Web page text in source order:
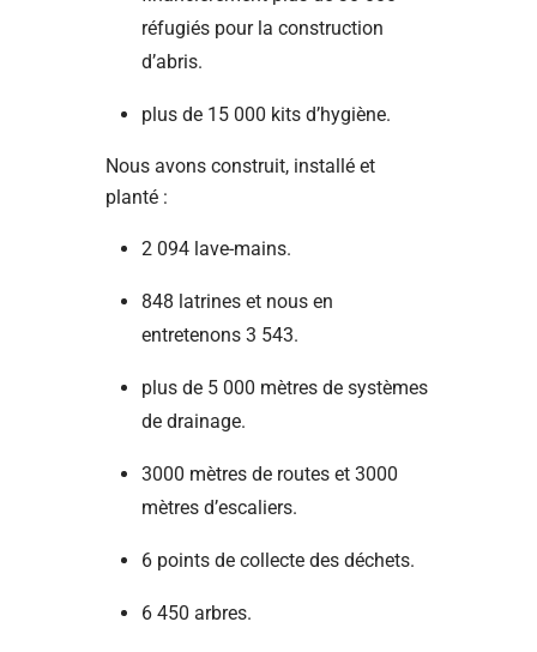
réfugiés pour la construction
d’abris.
plus de 15 000 kits d’hygiène.
Nous avons construit, installé et
planté :
2 094 lave-mains.
848 latrines et nous en
entretenons 3 543.
plus de 5 000 mètres de systèmes
de drainage.
3000 mètres de routes et 3000
mètres d’escaliers.
6 points de collecte des déchets.
6 450 arbres.